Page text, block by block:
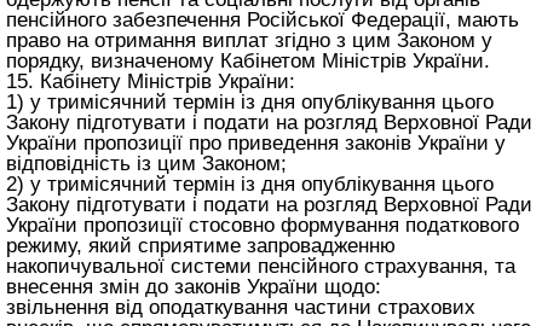
пенсійного забезпечення Російської Федерації, мають
право на отримання виплат згідно з цим Законом у
порядку, визначеному Кабінетом Міністрів України.
15. Кабінету Міністрів України:
1) у тримісячний термін із дня опублікування цього
Закону підготувати і подати на розгляд Верховної Ради
України пропозиції про приведення законів України у
відповідність із цим Законом;
2) у тримісячний термін із дня опублікування цього
Закону підготувати і подати на розгляд Верховної Ради
України пропозиції стосовно формування податкового
режиму, який сприятиме запровадженню
накопичувальної системи пенсійного страхування, та
внесення змін до законів України щодо:
звільнення від оподаткування частини страхових